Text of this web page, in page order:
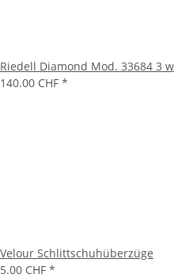
Riedell Diamond Mod. 33684 3
140.00 CHF *
Velour Schlittschuhüberzüge
5.00 CHF *